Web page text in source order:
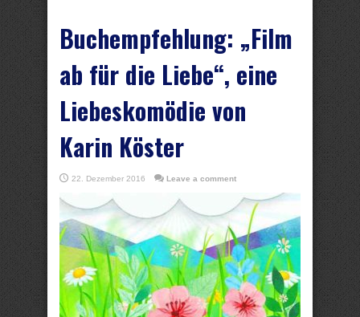
Buchempfehlung: „Film
ab für die Liebe“, eine
Liebeskomödie von
Karin Köster
22. Dezember 2016 Leave a comment